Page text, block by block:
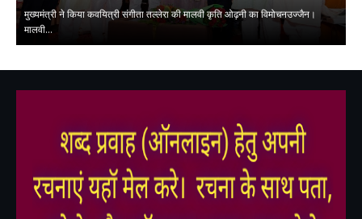
मुख्यमंत्री ने किया कवयित्री संगीता तल्लेरा की मालवी कृति ओढ़नी का विमोचनउज्जैन।
मालवी…
July 31, 2026
प्रेमचंद जयंती पर हुई राष्ट्रीय संगोष्ठीस्वाधीनता से लेकर सुराज तक की चिंता है प्रेमचं…